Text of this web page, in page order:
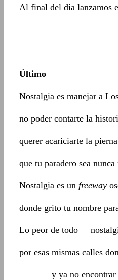
Al final del día lanzamos
_ para que las
Último
Nostalgia es manejar a
no poder contarte la
querer acariciarte la
que tu paradero sea nunca
Nostalgia es un freeway
donde grito tu nombre
Lo peor de todo
por esas mismas calles
_ y ya no encontrar